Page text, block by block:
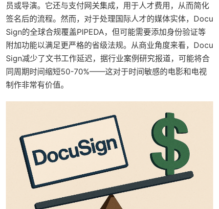
员或导演。它还与支付网关集成，用于人才费用，从而简化
签名后的流程。然而，对于处理国际人才的媒体实体，Docu
Sign的全球合规覆盖PIPEDA，但可能需要添加身份验证等
附加功能以满足更严格的省级法规。从商业角度来看，Docu
Sign减少了文书工作延迟，据行业案例研究报道，可能将合
同周期时间缩短50-70%——这对于时间敏感的电影和电视
制作非常有价值。